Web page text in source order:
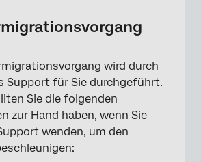
wird durch
Support für Sie durchgeführt.
Sie die folgenden
zur Hand haben, wenn Sie
wenden, um den